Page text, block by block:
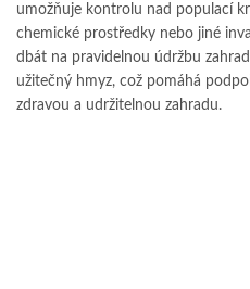
umožňuje kontrolu nad populací
chemické prostředky nebo jiné
dbát na pravidelnou údržbu
užitečný hmyz, což pomáhá
zdravou a udržitelnou zahradu.